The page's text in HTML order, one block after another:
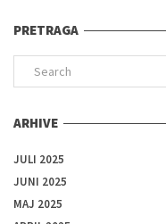
PRETRAGA
ARHIVE
JULI 2025
JUNI 2025
MAJ 2025